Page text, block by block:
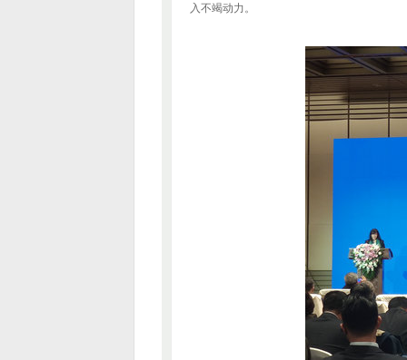
入不竭动力。